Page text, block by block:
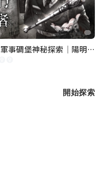
《巡行者》軍事碉堡神秘探索｜陽明書屋實境遊戲
開始探索